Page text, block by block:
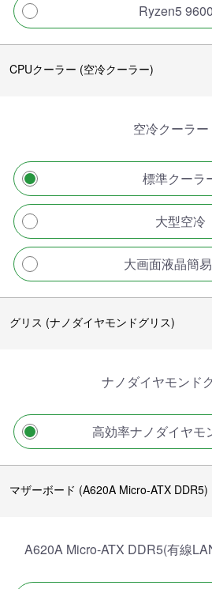
Ryzen5
CPUクーラー (空冷クーラー)
空冷クーラー
標準クーラ
大型空冷
大画面液晶簡
グリス (ナノダイヤモンドグリス)
ナノダイヤモンド
高効率ナノダイヤモ
マザーボード (A620A Micro-ATX DDR5)
A620A Micro-ATX DDR5(有線